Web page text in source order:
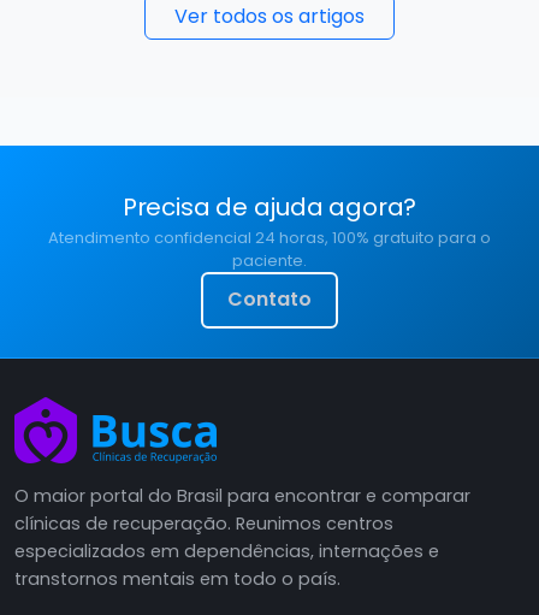
Ver todos os artigos
Precisa de ajuda agora?
Atendimento confidencial 24 horas, 100% gratuito para o
paciente.
Contato
O maior portal do Brasil para encontrar e comparar
clínicas de recuperação. Reunimos centros
especializados em dependências, internações e
transtornos mentais em todo o país.